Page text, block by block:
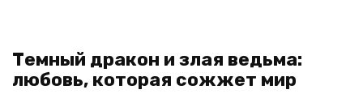
Темный дракон и злая ведьма:
любовь, которая сожжет мир